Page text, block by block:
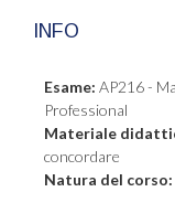
INFO
Esame: AP216 -
Professional
Materiale
concordare
Natura del corso: